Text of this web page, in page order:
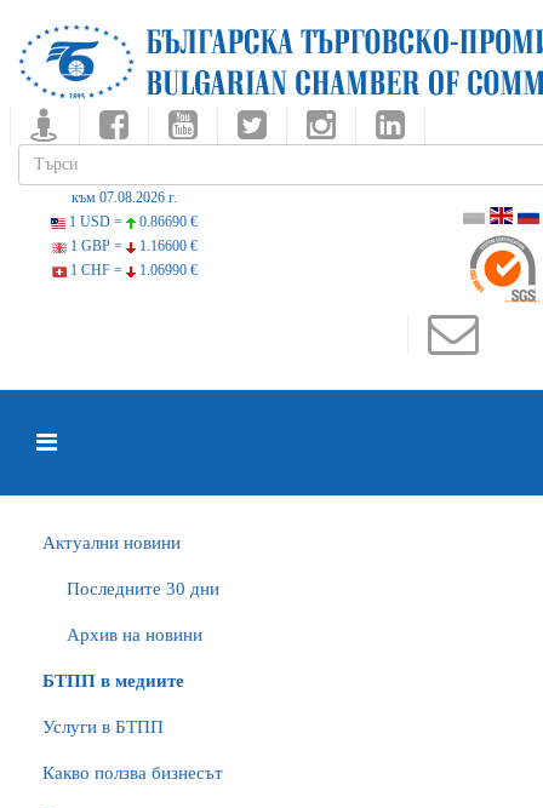
към 07.08.2026 г.
1 USD =
0.86690 €
1 GBP =
1.16600 €
1 CHF =
1.06990 €
Актуални новини
Последните 30 дни
Архив на новини
БTПП в медиите
Услуги в БТПП
Какво ползва бизнесът